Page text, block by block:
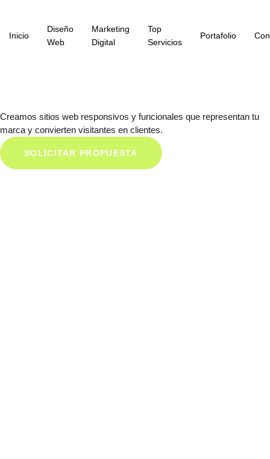
Inicio
Diseño
Web
Marketing
Digital
Top
Servicios
Portafolio
Creamos sitios web responsivos y funcionales que representan tu
marca y convierten visitantes en clientes.
SOLICITAR PROPUESTA